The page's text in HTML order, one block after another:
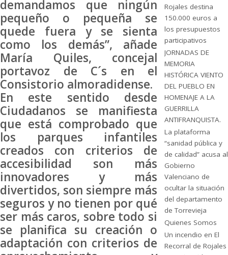
demandamos que ningún
pequeño o pequeña se
quede fuera y se sienta
como los demás”, añade
María Quiles, concejal
portavoz de C´s en el
Consistorio almoradidense.
En este sentido desde
Ciudadanos se manifiesta
que está comprobado que
los parques infantiles
creados con criterios de
accesibilidad son más
innovadores y más
divertidos, son siempre más
seguros y no tienen por qué
ser más caros, sobre todo si
se planifica su creación o
adaptación con criterios de
Rojales destina
150.000 euros a
los presupuestos
participativos
JORNADAS DE
MEMORIA
HISTÓRICA VIENTO
DEL PUEBLO EN
HOMENAJE A LA
GUERRILLA
ANTIFRANQUISTA.
La plataforma
“sanidad pública y
de calidad” acusa al
Gobierno
Valenciano de
ocultar la situación
del departamento
de Torrevieja
Quienes Somos
Un incendio en El
Recorral de Rojales